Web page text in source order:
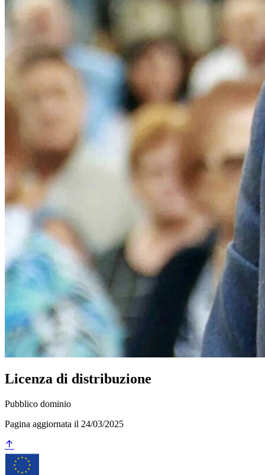
Licenza di distribuzione
Pubblico dominio
Pagina aggiornata il 24/03/2025